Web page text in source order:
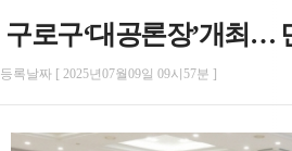
구로구‘대공론장’개최…
등록날짜 [ 2025년07월09일 09시57분 ]